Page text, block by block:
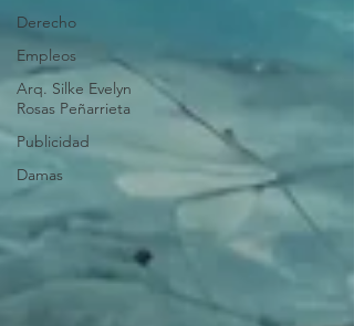
Derecho
Empleos
Arq. Silke Evelyn
Rosas Peñarrieta
Publicidad
Damas